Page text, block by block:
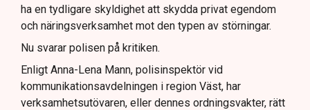
ha en tydligare skyldighet att skydda privat egendom
och näringsverksamhet mot den typen av störningar.
Nu svarar polisen på kritiken.
Enligt Anna-Lena Mann, polisinspektör vid
kommunikationsavdelningen i region Väst, har
verksamhetsutövaren, eller dennes ordningsvakter, rätt